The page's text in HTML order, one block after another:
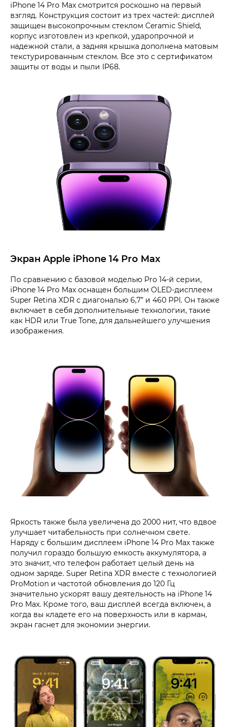
iPhone 14 Pro Max смотрится роскошно на первый
взгляд. Конструкция состоит из трех частей: дисплей
защищен высокопрочным стеклом Ceramic Shield,
корпус изготовлен из крепкой, ударопрочной и
надежной стали, а задняя крышка дополнена матовым
текстурированным стеклом. Все это с сертификатом
защиты от воды и пыли IP68.
Экран Apple iPhone 14 Pro Max
По сравнению с базовой моделью Pro 14-й серии,
iPhone 14 Pro Max оснащен большим OLED-дисплеем
Super Retina XDR с диагональю 6,7” и 460 PPI. Он также
включает в себя дополнительные технологии, такие
как HDR или True Tone, для дальнейшего улучшения
изображения.
Яркость также была увеличена до 2000 нит, что вдвое
улучшает читабельность при солнечном свете.
Наряду с большим дисплеем iPhone 14 Pro Max также
получил гораздо большую емкость аккумулятора, а
это значит, что телефон работает целый день на
одном заряде. Super Retina XDR вместе с технологией
ProMotion и частотой обновления до 120 Гц
значительно ускорят вашу деятельность на iPhone 14
Pro Max. Кроме того, ваш дисплей всегда включен, а
когда вы кладете его на поверхность или в карман,
экран гаснет для экономии энергии.